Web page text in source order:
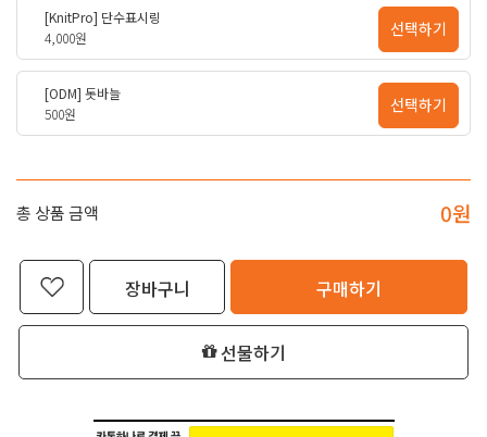
[KnitPro] 단수표시링
4,000원
선택하기
[ODM] 돗바늘
500원
선택하기
총 상품 금액 0원
장바구니 구매하기
선물하기